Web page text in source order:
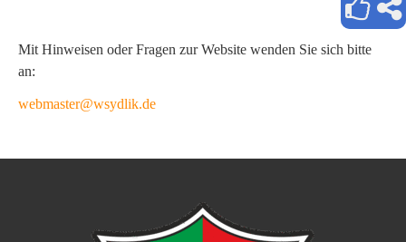
Mit Hinweisen oder Fragen zur Website wenden Sie sich bitte
an:
webmaster@wsydlik.de